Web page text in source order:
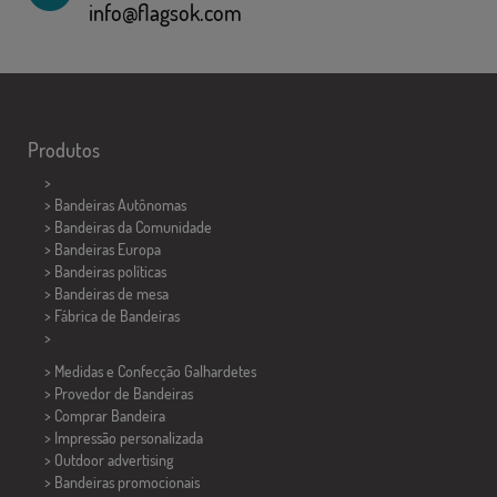
info@flagsok.com
Produtos
>
> Bandeiras Autônomas
> Bandeiras da Comunidade
> Bandeiras Europa
> Bandeiras políticas
> Bandeiras de mesa
> Fábrica de Bandeiras
>
> Medidas e Confecção Galhardetes
> Provedor de Bandeiras
> Comprar Bandeira
> Impressão personalizada
> Outdoor advertising
> Bandeiras promocionais